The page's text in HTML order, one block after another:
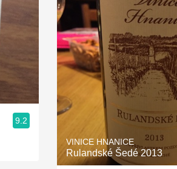
9.2
VINICE HNANICE
Rulandské Šedé 2013